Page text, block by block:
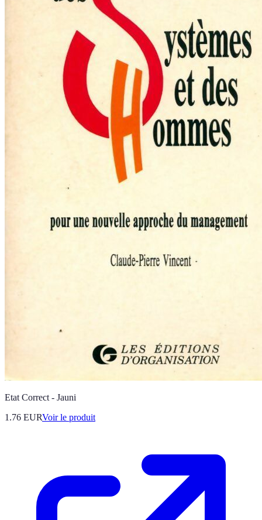
Etat Correct - Jauni
1.76 EURVoir le produit